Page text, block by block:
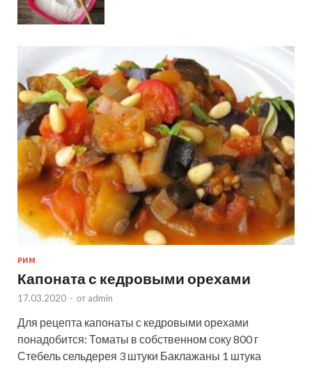
РИМ
Капоната с кедровыми орехами
17.03.2020 - от admin
Для рецепта капонаты с кедровыми орехами
понадобится: Томаты в собственном соку 800 г
Стебель сельдерея 3 штуки Баклажаны 1 штука